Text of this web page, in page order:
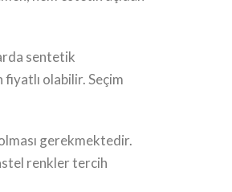
sentetik
fiyatlı olabilir. Seçim
gerekmektedir.
renkler tercih